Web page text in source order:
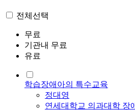
전체선택
무료
기관내 무료
유료
학습장애아의 특수교육
정대영
연세대학교 의과대학 장